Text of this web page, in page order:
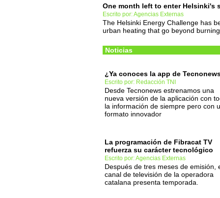
One month left to enter Helsinki's
Escrito por: Agencias Externas
The Helsinki Energy Challenge has
urban heating that go beyond
Noticias
¿Ya conoces la app de
Escrito por: Redacción TNI
Desde Tecnonews estrenamos una
nueva versión de la aplicación con
la información de siempre pero con
formato innovador
La programación de Fibracat TV
refuerza su carácter tecnológico
Escrito por: Agencias Externas
Después de tres meses de emisión,
canal de televisión de la operadora
catalana presenta temporada.